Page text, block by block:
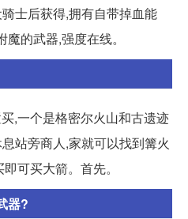
士后获得,拥有自带掉血能
的武器,强度在线。
,一个是格密尔火山和古遗迹
站旁商人,家就可以找到篝火
可买大箭。首先。
器?